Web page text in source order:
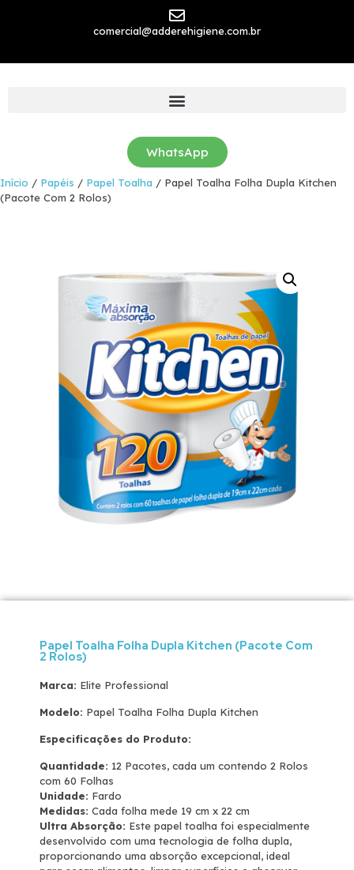
comercial@adderehigiene.com.br
WhatsApp
Início / Papéis / Papel Toalha / Papel Toalha Folha Dupla Kitchen
(Pacote Com 2 Rolos)
Papel Toalha Folha Dupla Kitchen (Pacote Com
2 Rolos)
Marca: Elite Professional
Modelo: Papel Toalha Folha Dupla Kitchen
Especificações do Produto:
Quantidade: 12 Pacotes, cada um contendo 2 Rolos
com 60 Folhas
Unidade: Fardo
Medidas: Cada folha mede 19 cm x 22 cm
Ultra Absorção: Este papel toalha foi especialmente
desenvolvido com uma tecnologia de folha dupla,
proporcionando uma absorção excepcional, ideal